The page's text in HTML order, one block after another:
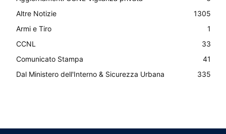
Altre Notizie
1305
Armi e Tiro
1
CCNL
33
Comunicato Stampa
41
Dal Ministero dell'Interno & Sicurezza Urbana
335